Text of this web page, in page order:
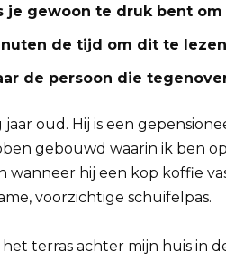
gewoon te druk bent
de tijd om dit te
de persoon die
jaar oud. Hij is een
gebouwd waarin ik ben
hij een kop koffie
voorzichtige schuifelpas.
terras achter mijn huis in